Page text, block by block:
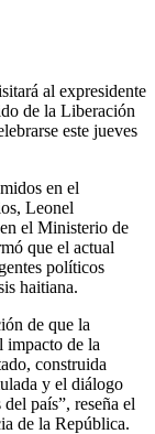
al expresidente
de la Liberación
este jueves
en el
Leonel
el Ministerio de
que el actual
políticos
haitiana.
de que la
impacto de la
construida
y el diálogo
país”, reseña el
de la República.